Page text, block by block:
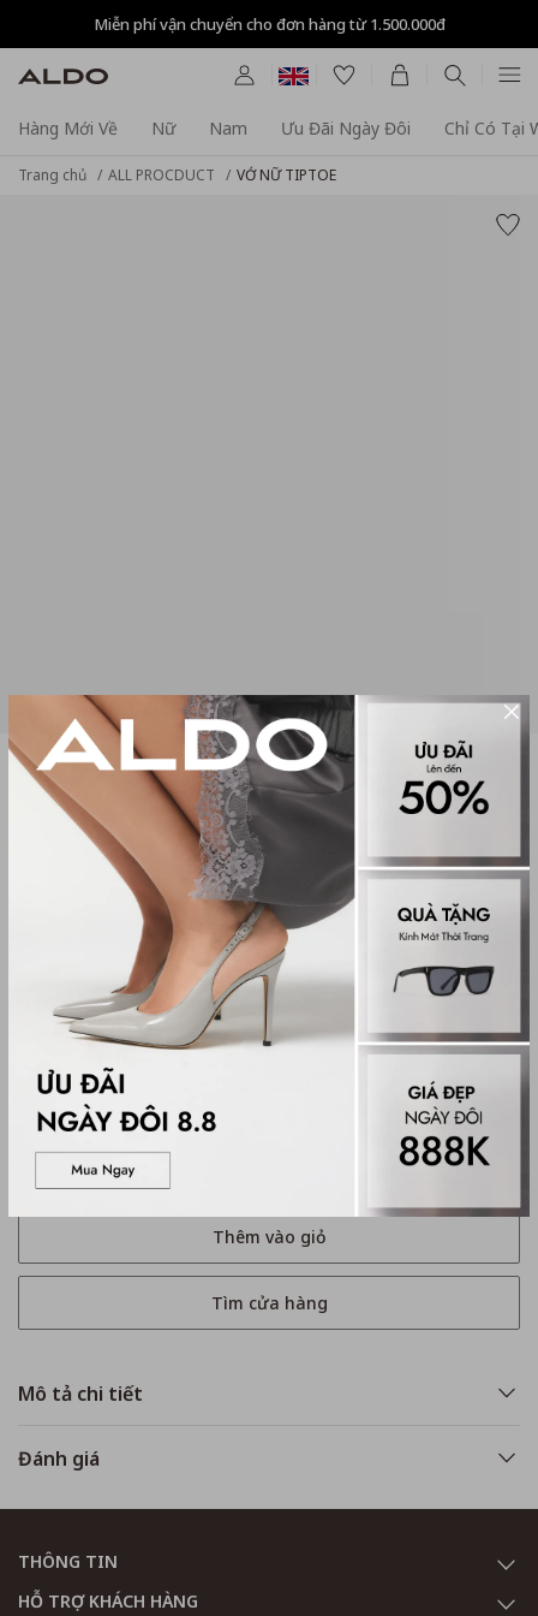
Miễn phí vận chuyển cho đơn hàng từ 1.500.000đ
Hàng Mới Về Nữ Nam Ưu Đãi Ngày Đôi Chỉ Có Tại
Trang chủ ALL PROCDUCT VỚ NỮ TIPTOE
Sale
VỚ NỮ TIPTOE
149,000₫ 250,000₫
Màu sắc NATURAL
Mô tả chi tiết
Đánh giá
Thêm vào giỏ
Tìm cửa hàng
THÔNG TIN
HỖ TRỢ KHÁCH HÀNG